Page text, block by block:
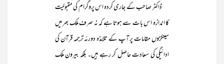
ڈاکٹر صاحب کے جاری کردہ اس پروگرام کی مقبولیت
کا اندازہ اس بات سے ہوتا ہے کہ نہ صرف ملک بھر میں
سینکڑوں مقامات پر آپ کے تلامذہ دورئہ ترجمہ قرآن کی
ادائیگی کی سعادت حاصل کر رہے ہیں۔ بلکہ بیرون ملک